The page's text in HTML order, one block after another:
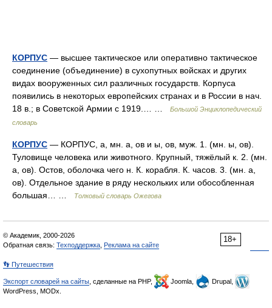
КОРПУС — высшее тактическое или оперативно тактическое
соединение (объединение) в сухопутных войсках и других
видах вооруженных сил различных государств. Корпуса
появились в некоторых европейских странах и в России в нач.
18 в.; в Советской Армии с 1919.… …
Большой Энциклопедический
словарь
КОРПУС — КОРПУС, а, мн. а, ов и ы, ов, муж. 1. (мн. ы, ов).
Туловище человека или животного. Крупный, тяжёлый к. 2. (мн.
а, ов). Остов, оболочка чего н. К. корабля. К. часов. 3. (мн. а,
ов). Отдельное здание в ряду нескольких или обособленная
большая… …
Толковый словарь Ожегова
18+
© Академик, 2000-2026
Обратная связь: Техподдержка, Реклама на сайте
👣 Путешествия
Экспорт словарей на сайты, сделанные на PHP, Joomla,
Drupal,
WordPress, MODx.